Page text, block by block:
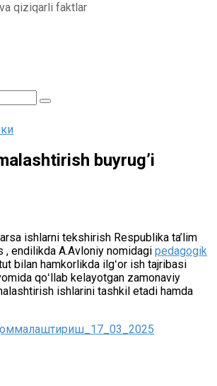
qiziqarli faktlar
buyrug’i
ishlarni tekshirish Respublika ta’lim
, endilikda A.Avloniy nomidagi pedagogik
bilan hamkorlikda ilgʻor ish tajribasi
qoʻllab kelayotgan zamonaviy
ishlarini tashkil etadi hamda